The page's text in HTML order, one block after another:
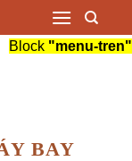
Block "menu-tren"
BAY